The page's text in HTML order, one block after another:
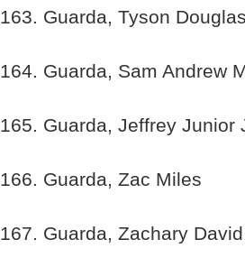
163. Guarda, Tyson
164. Guarda, Sam Andrew
165. Guarda, Jeffrey Junior
166. Guarda, Zac Miles
167. Guarda, Zachary